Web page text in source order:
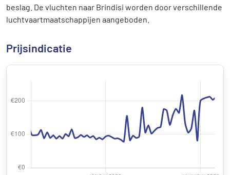
beslag. De vluchten naar Brindisi worden door verschillende
luchtvaartmaatschappijen aangeboden.
Prijsindicatie